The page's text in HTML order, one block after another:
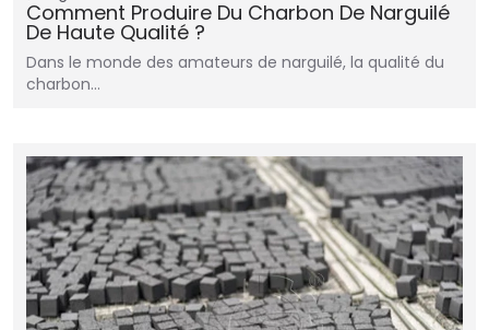
Comment Produire Du Charbon De Narguilé
De Haute Qualité ?
Dans le monde des amateurs de narguilé, la qualité du
charbon…